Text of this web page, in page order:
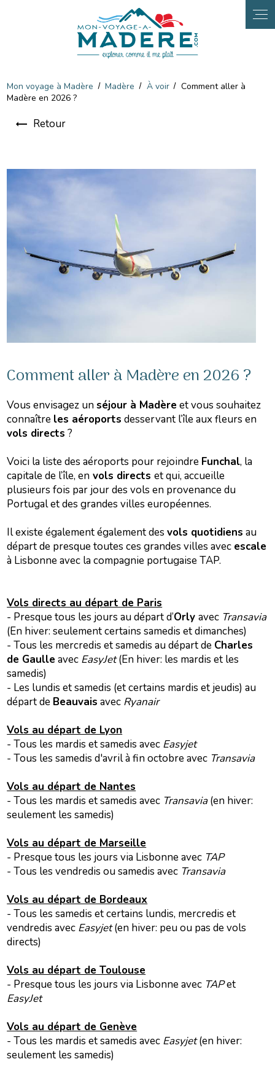
Mon voyage à Madère Madère À voir
Comment aller à
Madère en 2026 ?
Retour
Comment aller à Madère en 2026 ?
Vous envisagez unséjour à Madère et vous souhaitez
connaître les aéroports desservant l’île aux fleurs en
vols directs ?
Voici la liste des aéroports pour rejoindre Funchal, la
capitale de l’île, en vols directset qui, accueille
plusieurs fois par jour des vols en provenance du
Portugal et des grandes villes européennes.
Il existe également également desvols quotidiens au
départ de presque toutes ces grandes villes avec escale
à Lisbonne avec la compagnie portugaise TAP.
Vols directs au départ de Paris
- Presque tous les jours au départ d’Orlyavec Transavia
(En hiver: seulement certains samedis et dimanches)
- Tous les mercredis et samedis au départ de Charles
de Gaulle avec EasyJet(En hiver: les mardis et les
samedis)
- Les lundis et samedis (et certains mardis et jeudis) au
départ de Beauvais avec Ryanair
Vols au départ de Lyon
- Tous les mardis et samedis avec Easyjet
- Tous les samedis d'avril à fin octobre avec Transavia
Vols au départ de Nantes
- Tous les mardis et samedis avec Transavia(en hiver:
seulement les samedis)
Vols au départ de Marseille
- Presque tous les jours via Lisbonne avec TAP
- Tous les vendredis ou samedis avec Transavia
Vols au départ de Bordeaux
- Tous les samedis et certains lundis, mercredis et
vendredis avec Easyjet(en hiver: peu ou pas de vols
directs)
Vols au départ de Toulouse
- Presque tous les jours via Lisbonne avec TAPet
EasyJet
Vols au départ de Genève
- Tous les mardis et samedis avec Easyjet(en hiver:
seulement les samedis)
Panneau de gestion des cookies